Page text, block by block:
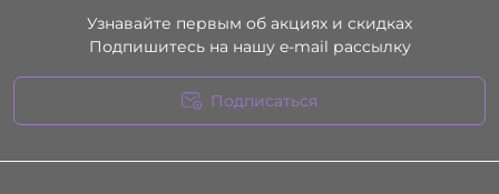
Узнавайте первым об акциях и скидках
Подпишитесь на нашу e-mail рассылку
Подписаться